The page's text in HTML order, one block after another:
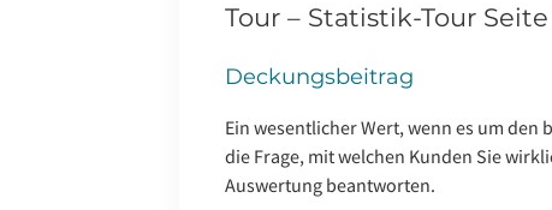
Tour – Statistik-Tour
Deckungsbeitrag
Ein wesentlicher Wert, wenn es um
die Frage, mit welchen Kunden Sie
Auswertung beantworten.